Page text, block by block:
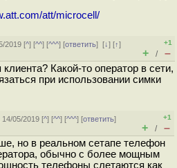
att/microcell/
2019 [^] [^^] [^^^] [ответить][↓] [↑]
+1
+ / –
Какой-то оператор в сети,
при использовании симки
14/05/2019 [^] [^^] [^^^] [ответить]
+1
+ / –
но в реальном сетапе телефон
обычно с более мощным
телефоны слетаются как